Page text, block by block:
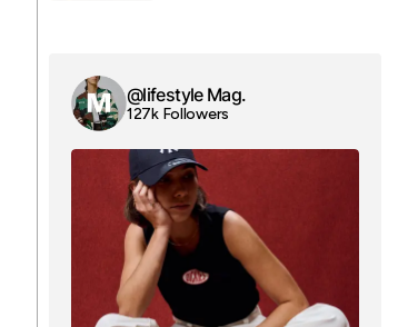
@lifestyle Mag.
127k Followers